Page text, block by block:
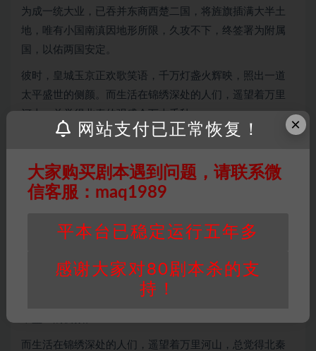
为成一统大业，已吞并东商西楚二国，将旌旗插满大半土
地，唯有小国南滇因地形所限，久攻不下，终签署为附属
国，以佑两国安定。
彼时，皇城玉京正欢歌笑语，千万灯盏火辉映，照出一道
太平盛世的侧颜。而生活在锦绣深处的人们，遥望着万里
河山，总觉得北秦的强盛会万古千秋。
可惜，这世上却有太多如朝露般脆弱的东西。乐与悲、爱
平。正可谓：对酒当歌，人生几何？譬如朝露，去日苦
多。
《朝露辞》剧本杀复盘故事简介 在奔腾江流以北，苍岭绵
延之地，有大国名秦。 北秦皇帝为成一统大业，已吞并东
商西楚二国，将旌旗插满 大半土地，唯有小国南滇因地形
所限，久攻不下，终签署为 附属国，以佑两国安定。 彼
时，皇城玉京正欢歌笑语，千万灯盏火辉映，照出一道太
而生活在锦绣深处的人们，遥望着万里河山，总觉得北秦
×
网站支付已正常恢复！
大家购买剧本遇到问题，请联系微
信客服：maq1989
平本台已稳定运行五年多
感谢大家对80剧本杀的支
持！